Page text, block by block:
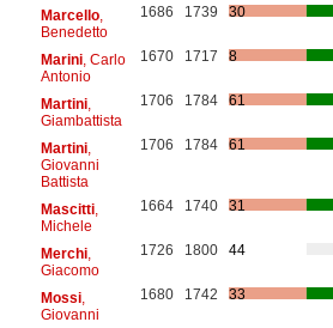
Marcello,
Benedetto
1686 1739 30
Marini, Carlo
Antonio
1670 1717 8
Martini,
Giambattista
1706 1784 61
Martini,
Giovanni
Battista
1706 1784 61
Mascitti,
Michele
1664 1740 31
Merchi,
Giacomo
1726 1800 44
Mossi,
Giovanni
1680 1742 33